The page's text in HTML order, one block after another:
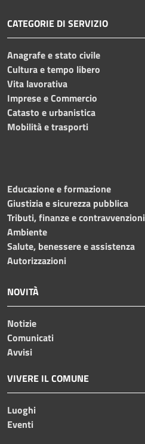
CATEGORIE DI SERVIZIO
Anagrafe e stato civile
Cultura e tempo libero
Vita lavorativa
Imprese e Commercio
Catasto e urbanistica
Mobilità e trasporti
Educazione e formazione
Giustizia e sicurezza pubblica
Tributi, finanze e contravvenzioni
Ambiente
Salute, benessere e assistenza
Autorizzazioni
NOVITÀ
Notizie
Comunicati
Avvisi
VIVERE IL COMUNE
Luoghi
Eventi